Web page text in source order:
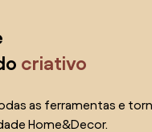
criativo
as ferramentas e
Home&Decor.